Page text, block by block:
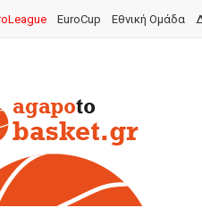
EuroCup Εθνική Ομάδα